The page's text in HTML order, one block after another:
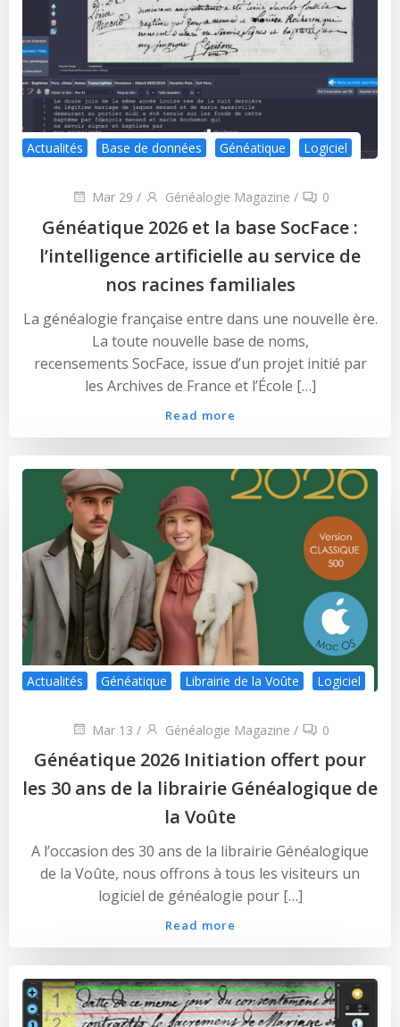
Actualités Base de données Généatique Logiciel
Mar 29 / Généalogie Magazine / 0
Généatique 2026 et la base SocFace :
l’intelligence artificielle au service de
nos racines familiales
La généalogie française entre dans une nouvelle ère.
La toute nouvelle base de noms,
recensements SocFace, issue d’un projet initié par
les Archives de France et l’École […]
Read more
Actualités Généatique Librairie de la Voûte Logiciel
Mar 13 / Généalogie Magazine / 0
Généatique 2026 Initiation offert pour
les 30 ans de la librairie Généalogique de
la Voûte
A l’occasion des 30 ans de la librairie Généalogique
de la Voûte, nous offrons à tous les visiteurs un
logiciel de généalogie pour […]
Read more